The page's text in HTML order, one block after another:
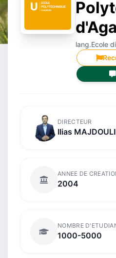
lang.Ecole
DIRECTEUR
Ilias
ANNEE DE
2004
NOMBRE
1000-5000